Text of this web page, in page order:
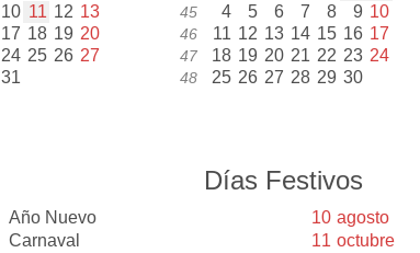
10 11 12 13
17 18 19 20
24 25 26 27
31
45 4 5 6 7 8 9 10
46 11 12 13 14 15 16 17
47 18 19 20 21 22 23 24
48 25 26 27 28 29 30
Días Festivos
Año Nuevo
Carnaval
10 agosto
11 octubre